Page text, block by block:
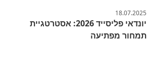
18.07.2025
יונדאי פליסייד 2026: אסטרטגיית
תמחור מפתיעה